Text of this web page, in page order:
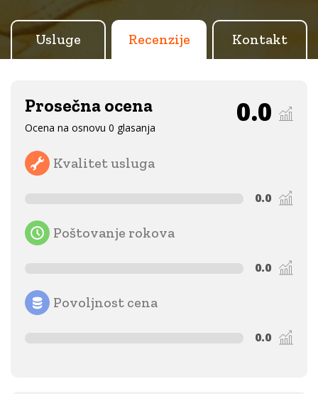
Usluge Recenzije Kontakt
Prosečna ocena
Ocena na osnovu 0 glasanja 0.0
Kvalitet usluga
0.0
Poštovanje rokova
0.0
Povoljnost cena
0.0